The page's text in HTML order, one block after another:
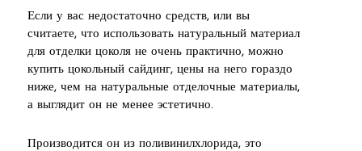
Если у вас недостаточно средств, или вы
считаете, что использовать натуральный материал
для отделки цоколя не очень практично, можно
купить цокольный сайдинг, цены на него гораздо
ниже, чем на натуральные отделочные материалы,
а выглядит он не менее эстетично.
Производится он из поливинилхлорида, это